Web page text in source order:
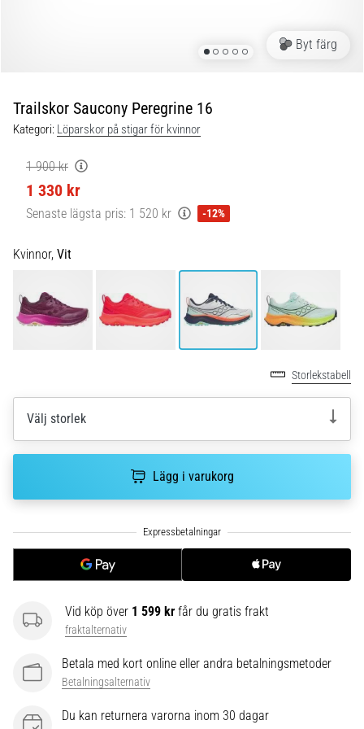
är
de
och
hur
genomförs
de?
testar
run
snabbhet,
smidighet
utförs
det
korrekt,
var
9 min. läsning
Löparknä:
Orsaker,
behandling
och
förebyggande
Löparknä,
Byt färg
Trailskor Saucony Peregrine 16
Kategori: Löparskor på stigar för kvinnor
1 900 kr
1 330 kr
Senaste lägsta pris: 1 520 kr -12%
Kvinnor, Vit
Storlekstabell
Välj storlek
Lägg i varukorg
Vid köp över 1 599 kr får du gratis frakt
fraktalternativ
Betala med kort online eller andra betalningsmetoder
Betalningsalternativ
Du kan returnera varorna inom 30 dagar